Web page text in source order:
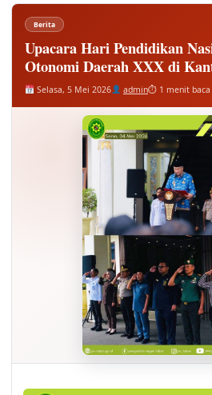
Berita
Upacara Hari Pendidikan
Otonomi Daerah XXX di
Selasa, 5 Mei 2026 admin⏱ 1 menit baca